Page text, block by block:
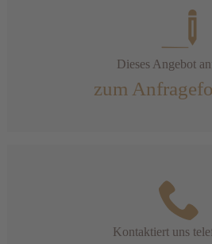
Dieses Angebot
zum
Kontaktiert uns